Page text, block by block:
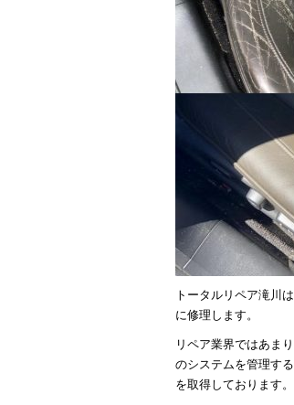
トータルリペア滝川
に修理します。
リペア業界ではあま
のシステムを管理す
を取得しております。